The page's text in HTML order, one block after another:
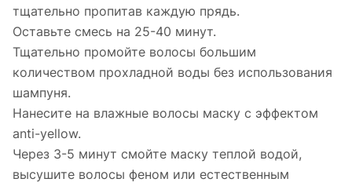
тщательно пропитав каждую прядь.
Оставьте смесь на 25-40 минут.
Тщательно промойте волосы большим
количеством прохладной воды без использования
шампуня.
Нанесите на влажные волосы маску с эффектом
anti-yellow.
Через 3-5 минут смойте маску теплой водой,
высушите волосы феном или естественным